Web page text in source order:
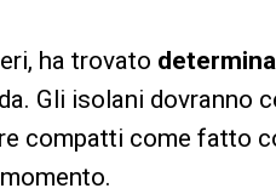
ha trovato
Gli isolani dovranno
compatti come fatto